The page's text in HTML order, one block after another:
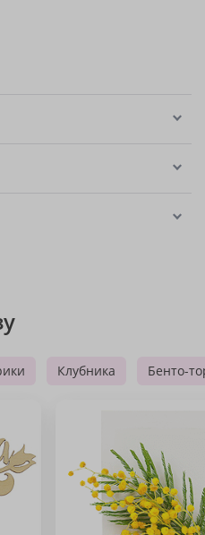
Клубника Бенто-